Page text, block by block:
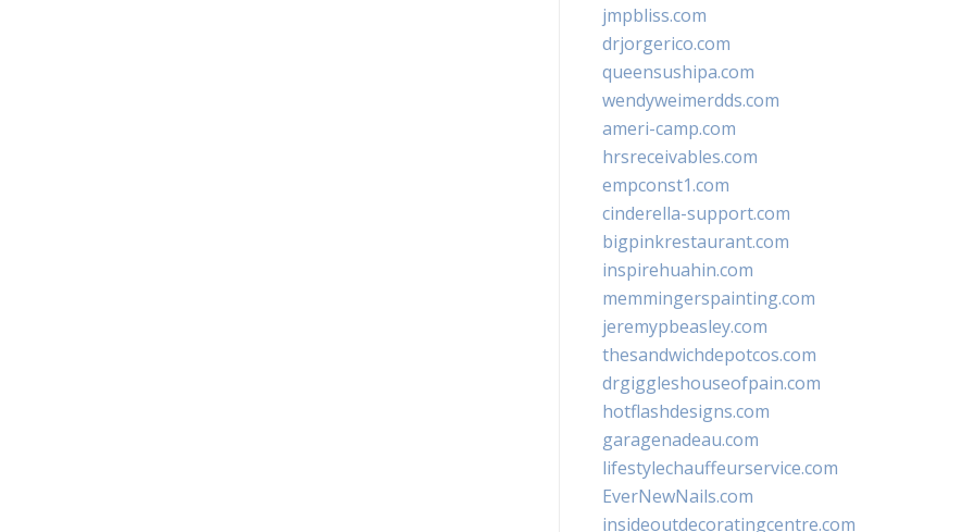
jmpbliss.com
drjorgerico.com
queensushipa.com
wendyweimerdds.com
ameri-camp.com
hrsreceivables.com
empconst1.com
cinderella-support.com
bigpinkrestaurant.com
inspirehuahin.com
memmingerspainting.com
jeremypbeasley.com
thesandwichdepotcos.com
drgiggleshouseofpain.com
hotflashdesigns.com
garagenadeau.com
lifestylechauffeurservice.com
EverNewNails.com
insideoutdecoratingcentre.com